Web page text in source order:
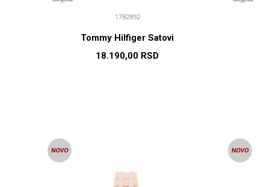
1782892
Tommy Hilfiger Satovi
18.190,00 RSD